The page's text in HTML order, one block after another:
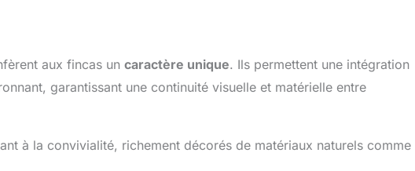
aux fincas un caractère unique. Ils permettent une intégration
garantissant une continuité visuelle et matérielle entre
à la convivialité, richement décorés de matériaux naturels comme